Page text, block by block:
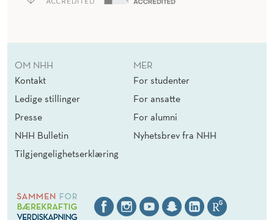
OM NHH
Kontakt
Ledige stillinger
Presse
NHH Bulletin
Tilgjengelighetserklæring
MER
For studenter
For ansatte
For alumni
Nyhetsbrev fra NHH